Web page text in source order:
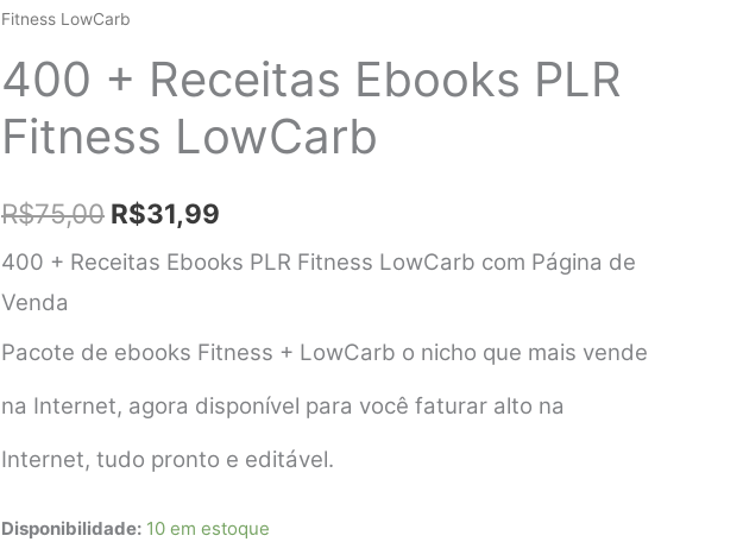
Fitness LowCarb
400 + Receitas Ebooks PLR
Fitness LowCarb
R$75,00 O
preço
era:
R$75,00.
R$31,99
preço
é:
R$31,99.
400 + Receitas Ebooks PLR Fitness LowCarb com Página de
Venda
Pacote de ebooks Fitness + LowCarb o nicho que mais vende
na Internet, agora disponível para você faturar alto na
Internet, tudo pronto e editável.
Disponibilidade: 10 em estoque